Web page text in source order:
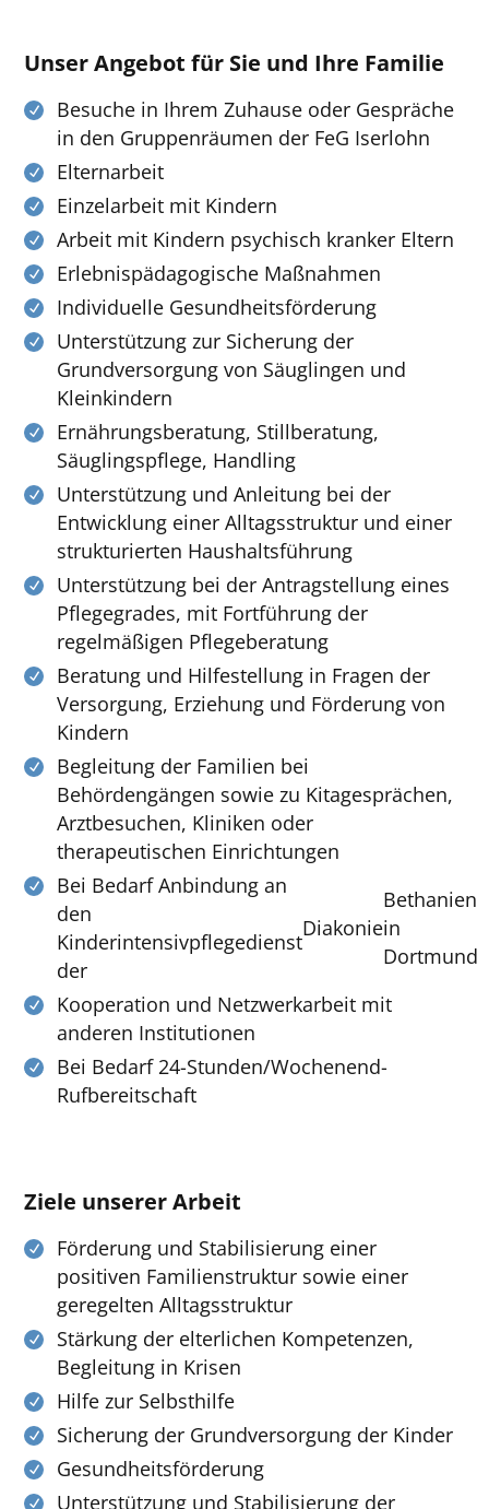
Unser Angebot für Sie und Ihre Familie
Besuche in Ihrem Zuhause oder Gespräche
in den Gruppenräumen der FeG Iserlohn
Elternarbeit
Einzelarbeit mit Kindern
Arbeit mit Kindern psychisch kranker Eltern
Erlebnispädagogische Maßnahmen
Individuelle Gesundheitsförderung
Unterstützung zur Sicherung der
Grundversorgung von Säuglingen und
Kleinkindern
Ernährungsberatung, Stillberatung,
Säuglingspflege, Handling
Unterstützung und Anleitung bei der
Entwicklung einer Alltagsstruktur und einer
strukturierten Haushaltsführung
Unterstützung bei der Antragstellung eines
Pflegegrades, mit Fortführung der
regelmäßigen Pflegeberatung
Beratung und Hilfestellung in Fragen der
Versorgung, Erziehung und Förderung von
Kindern
Begleitung der Familien bei
Behördengängen sowie zu Kitagesprächen,
Arztbesuchen, Kliniken oder
therapeutischen Einrichtungen
Bei Bedarf Anbindung an
den
Kinderintensivpflegedienst
der
Diakonie
Bethanien
in
Dortmund
Kooperation und Netzwerkarbeit mit
anderen Institutionen
Bei Bedarf 24-Stunden/Wochenend-
Rufbereitschaft
Ziele unserer Arbeit
Förderung und Stabilisierung einer
positiven Familienstruktur sowie einer
geregelten Alltagsstruktur
Stärkung der elterlichen Kompetenzen,
Begleitung in Krisen
Hilfe zur Selbsthilfe
Sicherung der Grundversorgung der Kinder
Gesundheitsförderung
Unterstützung und Stabilisierung der